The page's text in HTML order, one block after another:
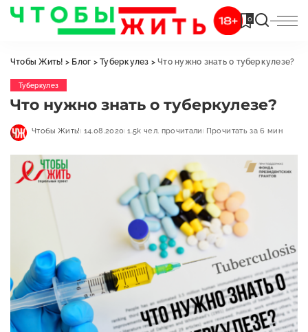
0
Чтобы Жить! > Блог >Туберкулез >Что нужно знать о туберкулезе?
Туберкулез
Что нужно знать о туберкулезе?
Чтобы Жить! 14.08.2020 1.5k чел. прочитали Прочитать за 6 мин